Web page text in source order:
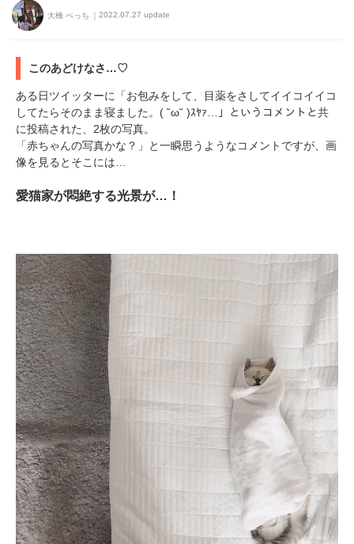
大橋 ぺっち 2022.07.27 update
このあどけなさ…♡
ある日ツイッターに「お包みをして、目薬をさしてイイコイイコ
してたらそのまま寝ました。( ˘ω˘ )ｽﾔｧ…」というコメントと共
に投稿された、2枚の写真。
「赤ちゃんの写真かな？」と一瞬思うようなコメントですが、画
像を見るとそこには…
愛猫家が悶絶する光景が…！